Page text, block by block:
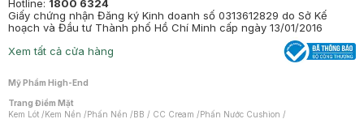
Hotline: 1800 6324
Giấy chứng nhận Đăng ký Kinh doanh số 0313612829 do Sở Kế
hoạch và Đầu tư Thành phố Hồ Chí Minh cấp ngày 13/01/2016
Xem tất cả cửa hàng
Mỹ Phẩm High-End
Trang Điểm Mặt
Kem Lót /Kem Nền /Phấn Nền /BB / CC Cream /Phấn Nước Cushion /